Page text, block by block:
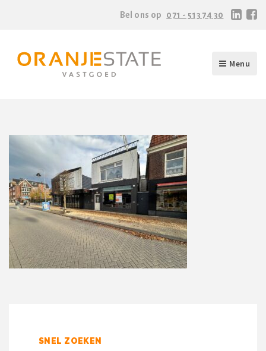
Bel ons op 071 - 513 74 30
Menu
SNEL ZOEKEN